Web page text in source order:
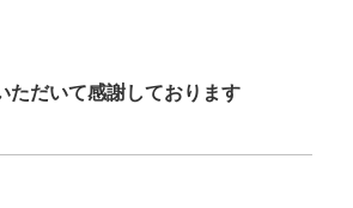
ただいて感謝しております